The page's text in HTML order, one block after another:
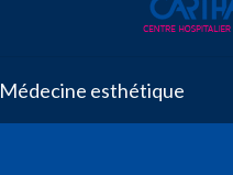
Médecine esthétique